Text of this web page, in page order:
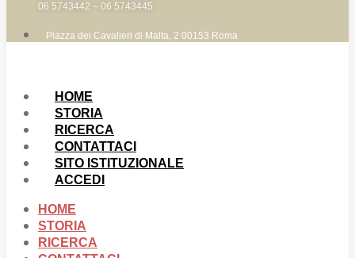
06 5743442 – 06 5743445
Piazza dei Cavalieri di Malta, 2 00153 Roma
HOME
STORIA
RICERCA
CONTATTACI
SITO ISTITUZIONALE
ACCEDI
HOME
STORIA
RICERCA